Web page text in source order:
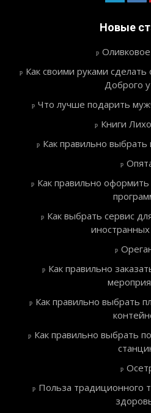
Новые
Как своими руками
Доброго
Что лучше подарить
Книги
Как правильно
Как правильно
Как выбрать сервис
Как правильно
Как правильно выбрать
Как правильно выбрать
Польза традиционного